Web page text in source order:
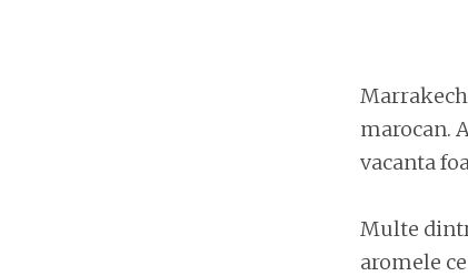
marocan.
vacanta
Multe
aromele